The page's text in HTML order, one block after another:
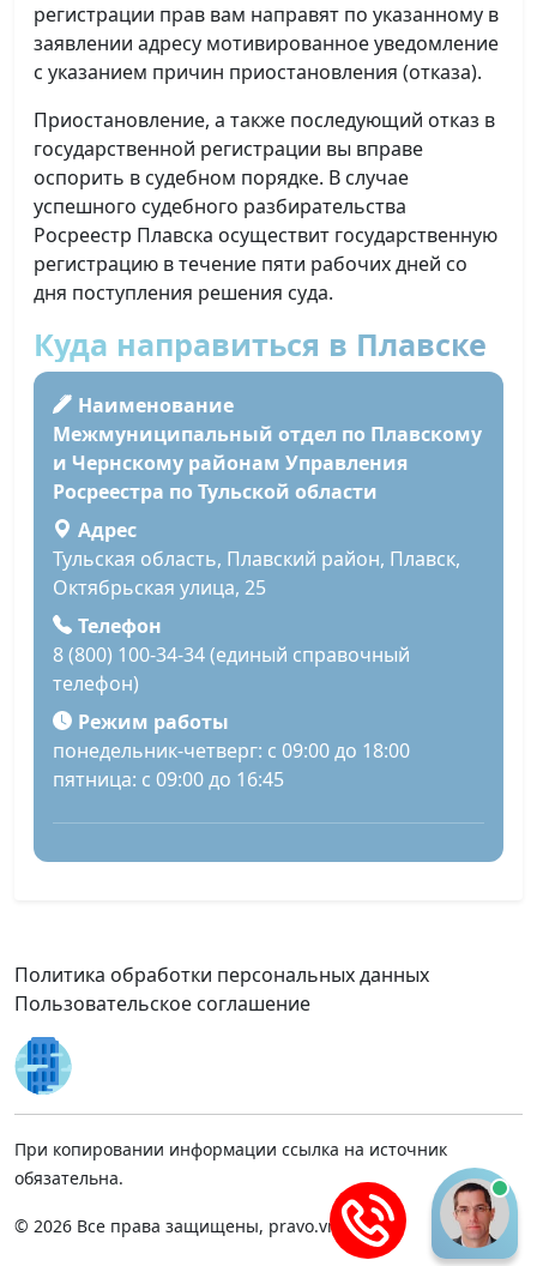
регистрации прав вам направят по указанному в
заявлении адресу мотивированное уведомление
с указанием причин приостановления (отказа).
Приостановление, а также последующий отказ в
государственной регистрации вы вправе
оспорить в судебном порядке. В случае
успешного судебного разбирательства
Росреестр Плавска осуществит государственную
регистрацию в течение пяти рабочих дней со
дня поступления решения суда.
Куда направиться в Плавске
Наименование
Межмуниципальный отдел по Плавскому
и Чернскому районам Управления
Росреестра по Тульской области
Адрес
Тульская область, Плавский район, Плавск,
Октябрьская улица, 25
Телефон
8 (800) 100-34-34 (единый справочный
телефон)
Режим работы
понедельник-четверг: с 09:00 до 18:00
пятница: с 09:00 до 16:45
Политика обработки персональных данных
Пользовательское соглашение
При копировании информации ссылка на источник
обязательна.
© 2026 Все права защищены, pravo.vnmsk.ru.